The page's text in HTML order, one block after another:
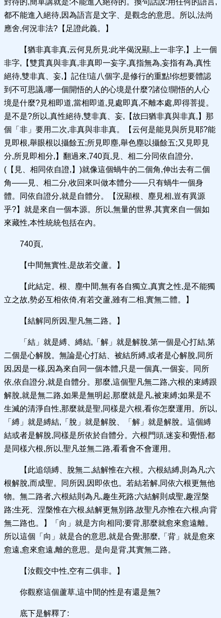
都不能進入絕待,因為語言是文字、是觀念的意思。所以,法尚
應舍,何況非法?【足證此義。】
【猶非真非真,云何見所見:此半偈況顯,上一非字,】上一個
非字,【雙貫真與非真,非真即一妄字,真指無為,妄指有為,真性
絕待,雙非真、妄,】記住!這八個字,是修行的重點!你想要體認
到不可思議,哪一個開悟的人的心境是什麼?諸位!開悟的人心
境是什麼?見相即道,當相即道,見處即真,不離本處,即得菩提。
是不是?所以,真性絕待,雙非真、妄,【故曰猶非真與非真,】那
個「非」要用二次,非真與非非真。【云何是能見與所見耶?能
見即根,舉眼根以攝餘五;所見即塵,舉色塵以攝餘五;又見即見
分,所見即相分,】翻過來,740頁,見、相二分同依自證分,
(【見、相同依自證,】)就像這個蝸牛的二個角,伸出去有二個
角——見、相二分,收回來叫做本體分——只有蝸牛一個身
體。同依自證分,就是自體分。【況顯根、塵見相,豈有異源
乎?】就是來自一個本源。所以,無量的世界,其實來自一個如
來藏性,本性統統包括在內。
740頁,
【中間無實性,是故若交蘆。】
【此結定。根、塵中間,無有各自獨立,真實之性,是不能獨
立之故,勢必互相依倚,有若交蘆,雖有二相,實無二體。】
【結解同所因,聖凡無二路。】
「結」就是縛、縛結,「解」就是解脫,第一個是心打結,第
二個是心解脫。無論是心打結、被結所縛,或者是心解脫,同所
因,因是一樣,因為來自同一個本體,只是一個真,一個妄。同所
依,依自證分,就是自體分。那麼,這個聖凡無二路,六根的束縛跟
解脫,就是無二路,如果是無明起,那麼就是凡,被束縛;如果是不
生滅的清淨自性,那麼就是聖,同樣是六根,看你怎麼運用。所以,
「縛」就是縛結,「脫」就是解脫、「解」就是解脫。這個縛
結或者是解脫,同樣是所依於自體分。六根門頭,迷妄和覺悟,都
是同樣六根,所以,聖凡並無二路,看看會不會運用。
【此追頌縛、脫無二,結解惟在六根。六根結縛,則為凡;六
根解脫,而成聖。同所因,因即依也。若結若解,同依六根更無他
物。無二路者,六根結則為凡,趣生死路;六結解則成聖,趣涅槃
路;生死、涅槃惟在六根,結解更無別路,故聖凡亦惟在六根,向背
無二路也。】「向」就是方向相同;要背,那麼就愈來愈遠離。
所以這個「向」就是合的意思,就是合覺;那麼,「背」就是愈來
愈遠,愈來愈遠,離的意思。是向是背,其實無二路。
【汝觀交中性,空有二俱非。】
你觀察這個蘆草,這中間的性是有還是無?
底下是解釋了: